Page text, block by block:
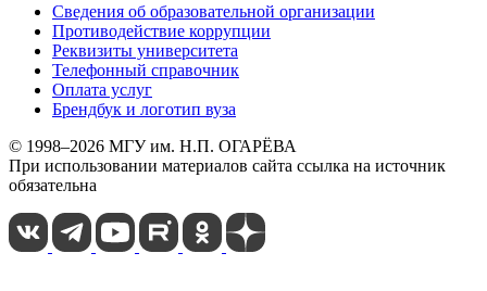
Сведения об образовательной организации
Противодействие коррупции
Реквизиты университета
Телефонный справочник
Оплата услуг
Брендбук и логотип вуза
© 1998–2026 МГУ им. Н.П. ОГАРЁВА
При использовании материалов сайта ссылка на источник
обязательна